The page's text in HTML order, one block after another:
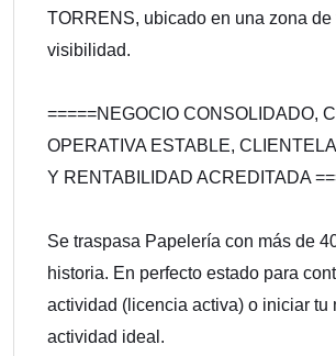
TORRENS, ubicado en una zona de
visibilidad.
=====NEGOCIO CONSOLIDADO,
OPERATIVA ESTABLE,
Y RENTABILIDAD ACREDITADA
Se traspasa Papelería con más de
historia. En perfecto estado para
actividad (licencia activa) o iniciar tu
actividad ideal.